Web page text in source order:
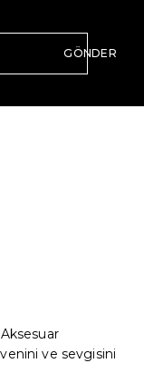
GÖNDER
ve sevgisini